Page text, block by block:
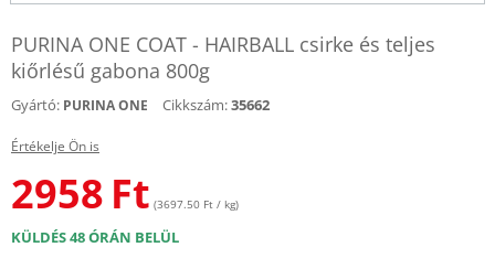
PURINA ONE COAT - HAIRBALL csirke és teljes
kiőrlésű gabona 800g
Gyártó: PURINA ONE Cikkszám:35662
Értékelje Ön is
2958 Ft (3697.50 Ft / kg)
KÜLDÉS 48 ÓRÁN BELÜL